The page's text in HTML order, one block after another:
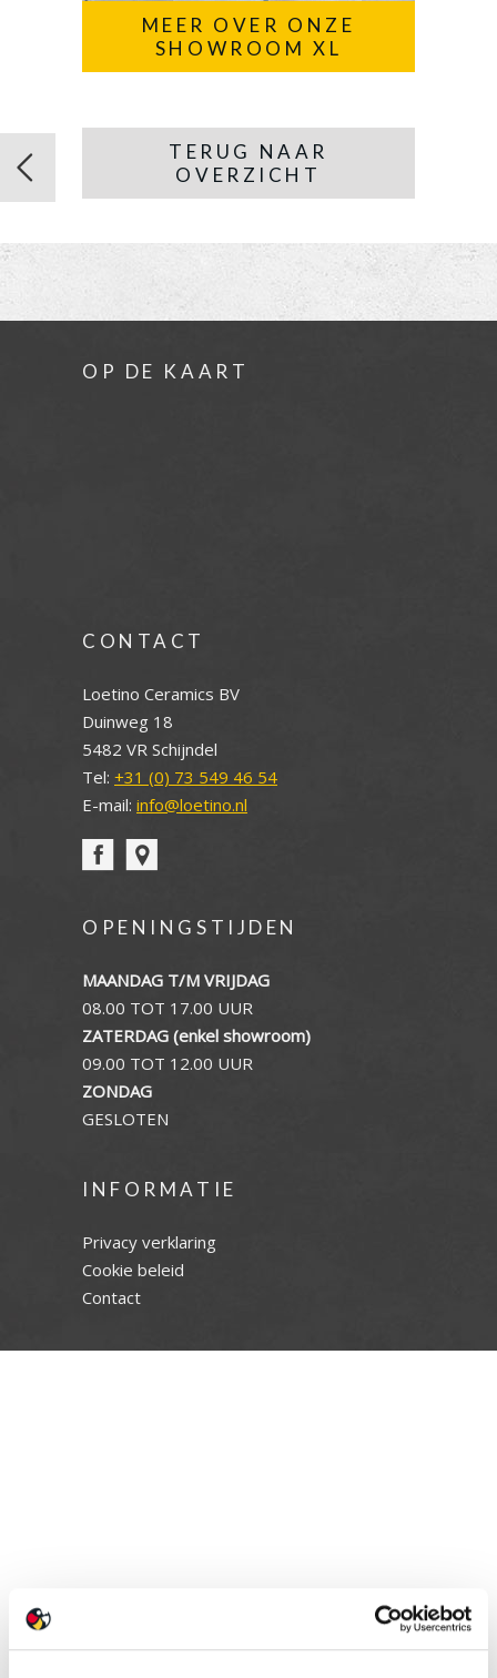
MEER OVER ONZE
SHOWROOM XL
TERUG NAAR
OVERZICHT
OP DE KAART
CONTACT
Loetino Ceramics BV
Duinweg 18
5482 VR Schijndel
Tel: +31 (0) 73 549 46 54
E-mail: info@loetino.nl
OPENINGSTIJDEN
MAANDAG T/M VRIJDAG
08.00 TOT 17.00 UUR
ZATERDAG (enkel showroom)
09.00 TOT 12.00 UUR
ZONDAG
GESLOTEN
INFORMATIE
Privacy verklaring
Cookie beleid
Contact